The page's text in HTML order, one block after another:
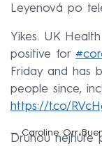
Leyenová po
Yikes. UK
positive for
Friday and has
people since,
https://t.co/
— Caroline Orr
Druhou nejhůře